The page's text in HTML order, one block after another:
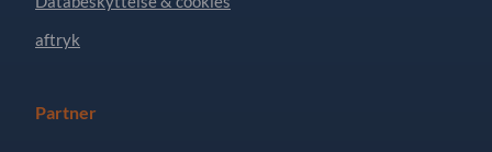
aftryk
Partner